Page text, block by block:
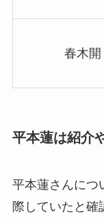
春木開
平本蓮は紹介
平本蓮さんにつ
際していたと確